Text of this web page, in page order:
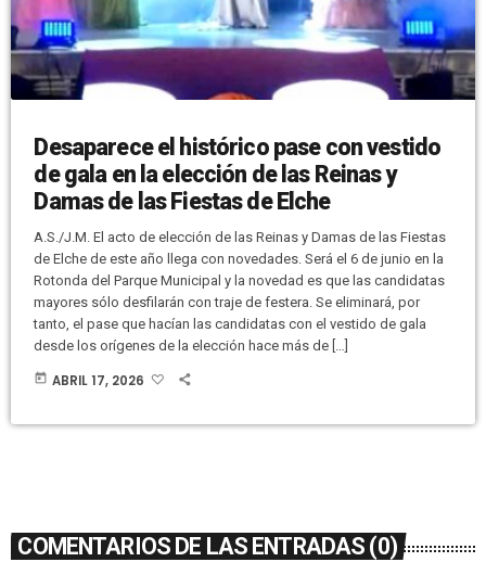
Desaparece el histórico pase con vestido
de gala en la elección de las Reinas y
Damas de las Fiestas de Elche
A.S./J.M. El acto de elección de las Reinas y Damas de las Fiestas
de Elche de este año llega con novedades. Será el 6 de junio en la
Rotonda del Parque Municipal y la novedad es que las candidatas
mayores sólo desfilarán con traje de festera. Se eliminará, por
tanto, el pase que hacían las candidatas con el vestido de gala
desde los orígenes de la elección hace más de […]
today ABRIL 17, 2026
COMENTARIOS DE LAS ENTRADAS (0)